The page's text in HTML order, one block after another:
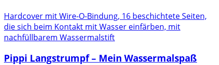
Hardcover mit Wire-O-Bindung, 16 beschichtete Seiten,
die sich beim Kontakt mit Wasser einfärben, mit
nachfüllbarem Wassermalstift
Pippi Langstrumpf – Mein Wassermalspaß